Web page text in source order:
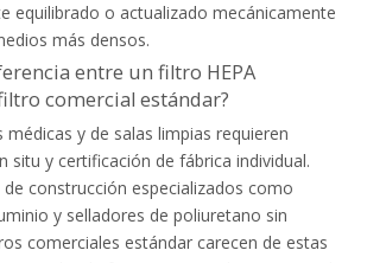
equilibrado o actualizado mecánicamente
más densos.
entre un filtro HEPA
comercial estándar?
médicas y de salas limpias requieren
situ y certificación de fábrica individual.
construcción especializados como
y selladores de poliuretano sin
comerciales estándar carecen de estas